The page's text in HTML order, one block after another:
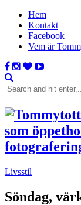
Hem
Kontakt
Facebook
Vem är
Livsstil
Söndag,